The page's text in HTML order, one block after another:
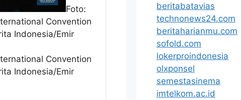
Foto:
Convention
Indonesia/Emir
Convention
Indonesia/Emir
beritabatavias
technonews24.com
beritaharianmu.com
sofold.com
lokerproindonesia
olxponsel
semestasinema
imtelkom.ac.id